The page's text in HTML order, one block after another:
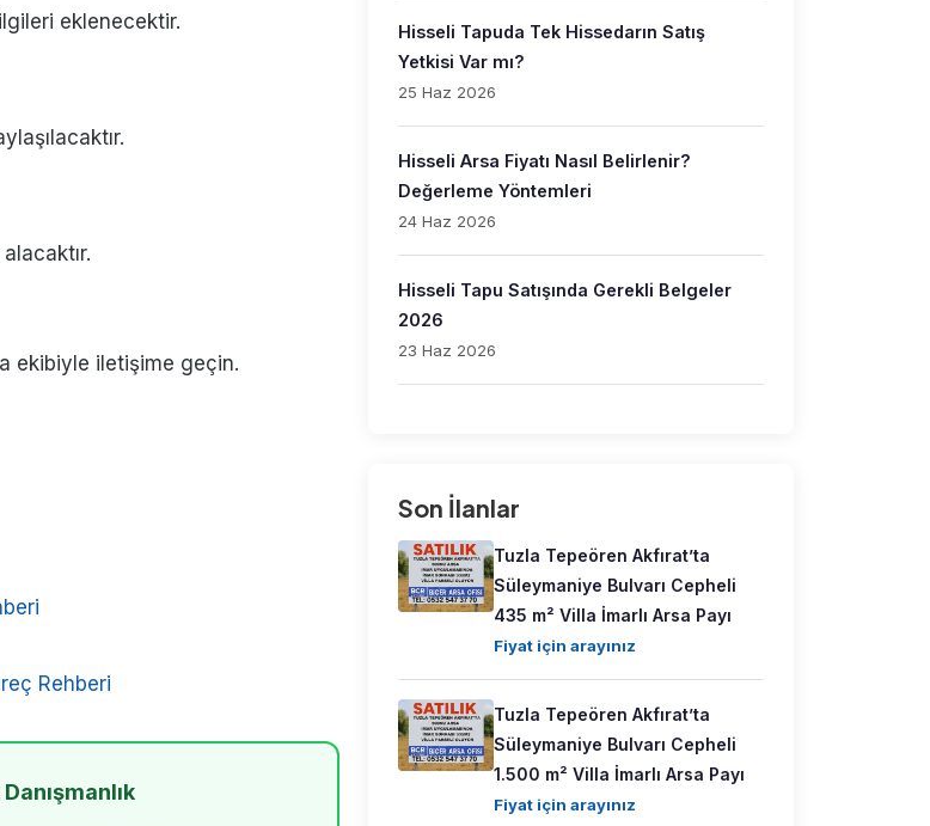
eklenecektir.
ekibiyle iletişime geçin.
Rehberi
Hisseli Tapuda Tek Hissedarın Satış
Yetkisi Var mı?
25 Haz 2026
Hisseli Arsa Fiyatı Nasıl Belirlenir?
Değerleme Yöntemleri
24 Haz 2026
Hisseli Tapu Satışında Gerekli Belgeler
2026
23 Haz 2026
Son İlanlar
Tuzla Tepeören Akfırat’ta
Süleymaniye Bulvarı Cepheli
435 m² Villa İmarlı Arsa Payı
Fiyat için arayınız
Tuzla Tepeören Akfırat’ta
Süleymaniye Bulvarı Cepheli
1.500 m² Villa İmarlı Arsa Payı
Fiyat için arayınız